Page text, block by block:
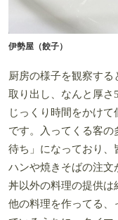
伊勢屋（餃子）
厨房の様子を観察す
取り出し、なんと厚さ
じっくり時間をかけ
です。入ってくる客の
待ち」になっており、
ハンや焼きそばの注文
丼以外の料理の提供は
他の料理を作ってる、